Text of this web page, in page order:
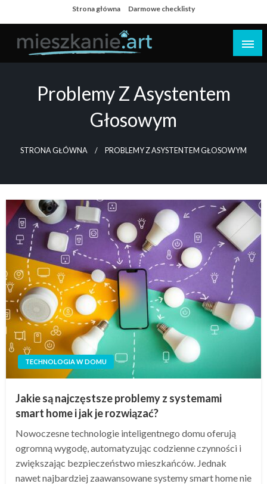
to
content
Strona główna Darmowe checklisty
Problemy Z Asystentem
Głosowym
STRONA GŁÓWNA PROBLEMY Z ASYSTENTEM GŁOSOWYM
TECHNOLOGIA W DOMU
Jakie są najczęstsze problemy z systemami
smart home i jak je rozwiązać?
Nowoczesne technologie inteligentnego domu oferują
ogromną wygodę, automatyzując codzienne czynności i
zwiększając bezpieczeństwo mieszkańców. Jednak
nawet najbardziej zaawansowane systemy smart home nie